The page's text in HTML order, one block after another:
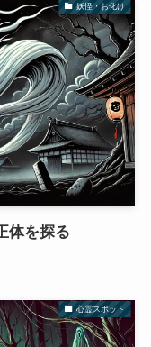
妖怪・お化け
体を探る
心霊スポット